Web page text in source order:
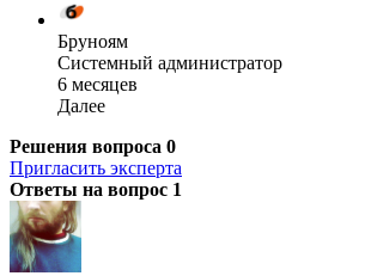
Бруноям
Системный администратор
6 месяцев
Далее
Решения вопроса 0
Пригласить эксперта
Ответы на вопрос 1